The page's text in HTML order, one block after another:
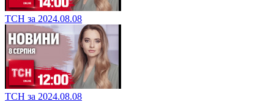
ТСН за 2024.08.08
ТСН за 2024.08.08